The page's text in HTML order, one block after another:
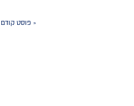
« פוסט קודם